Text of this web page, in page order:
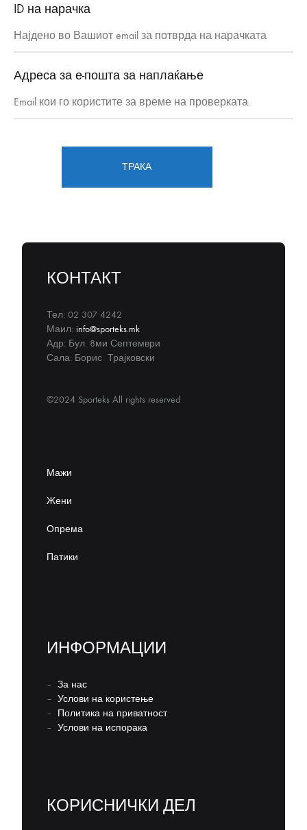
ID на нарачка
Адреса за е-пошта за наплаќање
ТРАКА
КОНТАКТ
Тел: 02 307 4242
Маил: info@sporteks.mk
Адр: Бул. 8ми Септември
Сала: Борис Трајковски
©2024 Sporteks All rights reserved
Мажи
Жени
Опрема
Патики
ИНФОРМАЦИИ
– За нас
– Услови на користење
– Политика на приватност
– Услови на испорака
КОРИСНИЧКИ ДЕЛ